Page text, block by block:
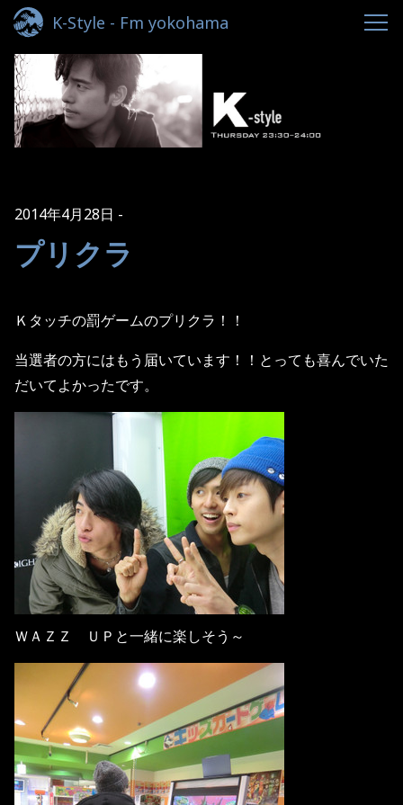
K-Style - Fm yokohama
2014年4月28日
プリクラ
Ｋタッチの罰ゲームのプリクラ！！
当選者の方にはもう届いています！！とっても喜んでいた
だいてよかったです。
ＷＡＺＺ ＵＰと一緒に楽しそう～